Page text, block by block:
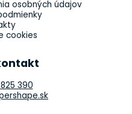
osobných údajov
cookies
390